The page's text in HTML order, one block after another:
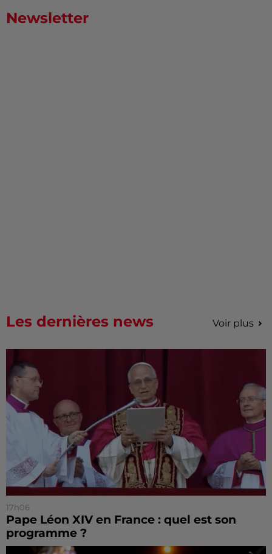
Newsletter
Les dernières news Voir plus
17h06
Pape Léon XIV en France : quel est son
programme ?